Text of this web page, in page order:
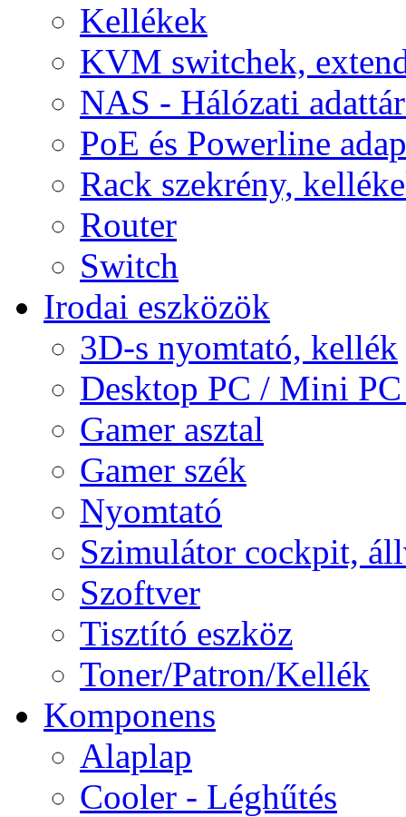
Kellékek
KVM switchek,
NAS - Hálózati
PoE és Powerline
Rack szekrény,
Router
Switch
Irodai eszközök
3D-s nyomtató, kellék
Desktop PC / Mini
Gamer asztal
Gamer szék
Nyomtató
Szimulátor cockpit,
Szoftver
Tisztító eszköz
Toner/Patron/Kellék
Komponens
Alaplap
Cooler - Léghűtés